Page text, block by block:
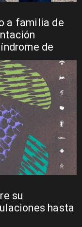
a familia de
de
su
hasta